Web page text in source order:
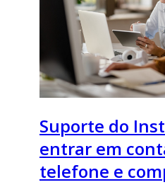
Suporte do
entrar em
telefone e